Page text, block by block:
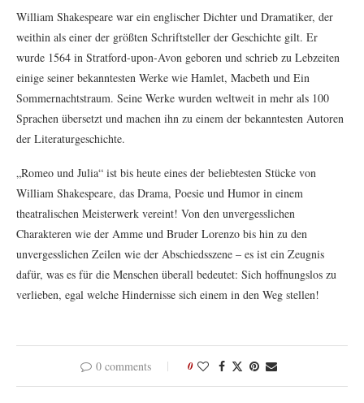
William Shakespeare war ein englischer Dichter und Dramatiker, der
weithin als einer der größten Schriftsteller der Geschichte gilt. Er
wurde 1564 in Stratford-upon-Avon geboren und schrieb zu Lebzeiten
einige seiner bekanntesten Werke wie Hamlet, Macbeth und Ein
Sommernachtstraum. Seine Werke wurden weltweit in mehr als 100
Sprachen übersetzt und machen ihn zu einem der bekanntesten Autoren
der Literaturgeschichte.
„Romeo und Julia“ ist bis heute eines der beliebtesten Stücke von
William Shakespeare, das Drama, Poesie und Humor in einem
theatralischen Meisterwerk vereint! Von den unvergesslichen
Charakteren wie der Amme und Bruder Lorenzo bis hin zu den
unvergesslichen Zeilen wie der Abschiedsszene – es ist ein Zeugnis
dafür, was es für die Menschen überall bedeutet: Sich hoffnungslos zu
verlieben, egal welche Hindernisse sich einem in den Weg stellen!
0 comments 0